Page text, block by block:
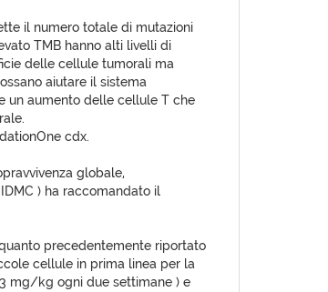
il numero totale di mutazioni
TMB hanno alti livelli di
delle cellule tumorali ma
aiutare il sistema
un aumento delle cellule T che
cdx.
globale,
) ha raccomandato il
precedentemente riportato
cellule in prima linea per la
mg/kg ogni due settimane ) e